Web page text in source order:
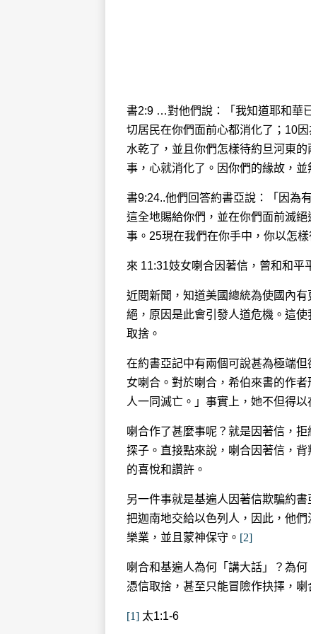
書2:9 …對他們說：「我知道耶和華
切居民在你們面前心都消化了；10
水乾了，並且你們怎樣待約旦河東
事，心就消化了。因你們的緣故，
書9:24..他們回答約書亞說：「因
這全地賜給你們，並在你們面前滅
事。25現在我們在你手中，你以怎
來 11:31妓女喇合因著信，曾和和平
近閱新聞，知道美國總統為使國內
絕，原因是此會引發人道危機。這
取捨。
在約書亞記中有兩個可說甚為極端
女喇合。對於喇合，希伯來書的作
人一同滅亡。」事實上，她不但得
喇合作了甚麼事呢？就是因著信，
探子。直接點來說，喇合因著信，
的喜悅和讚許。
另一件事就是基遍人因著信欺騙約
把迦南地交給以色列人，因此，他
樂業，並且蒙神保守。 [2]
喇合和基遍人為何「講大話」？為
憑信取捨，甚至只能冒險作抉擇，
[1] 太1:1-6